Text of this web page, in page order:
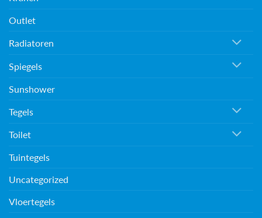
Outlet
Radiatoren
Spiegels
Sunshower
Tegels
Toilet
Tuintegels
Uncategorized
Vloertegels